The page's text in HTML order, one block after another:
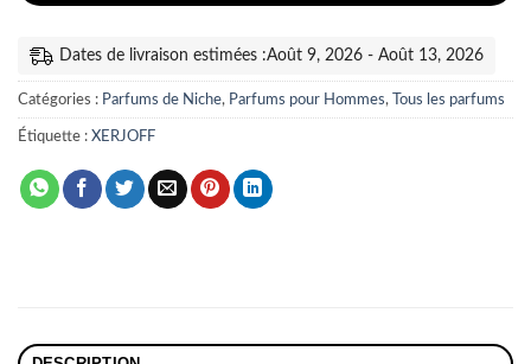
Dates de livraison estimées :Août 9, 2026 - Août 13, 2026
Catégories : Parfums de Niche, Parfums pour Hommes, Tous les parfums
Étiquette : XERJOFF